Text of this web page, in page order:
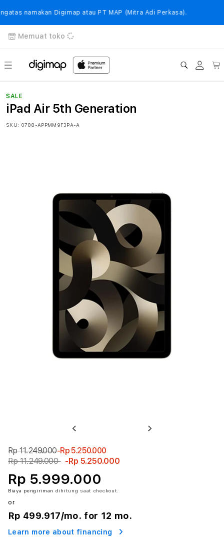
ke
namakan Digimap atau PT MAP (Mitra Adi Perkasa).
Memuat toko
Login
SALE
iPad Air 5th Generation
SKU: 0788-APPMM9F3PA-A
Previous Next
Rp 11.249.000-Rp 5.250.000
Rp 11.249.000 -Rp 5.250.000
Rp 5.999.000
Biaya pengiriman dihitung saat checkout.
or
Rp 499.917/mo. for 12 mo.
Learn more about financing